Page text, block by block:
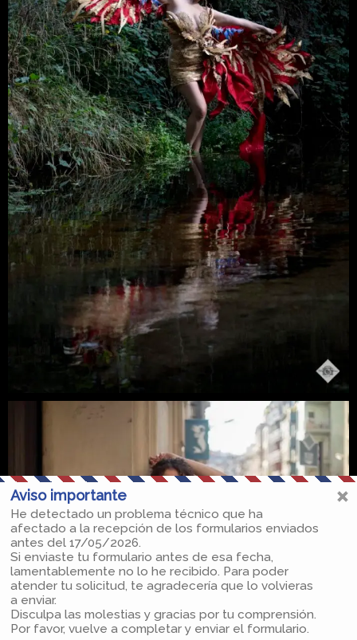
Aviso importante
He detectado un problema técnico que ha
afectado a la recepción de los formularios enviados
antes del 17/05/2026.
Si enviaste tu formulario antes de esa fecha,
lamentablemente no lo he recibido. Para poder
atender tu solicitud, te agradecería que lo volvieras
a enviar.
Disculpa las molestias y gracias por tu comprensión.
Por favor, vuelve a completar y enviar el formulario.